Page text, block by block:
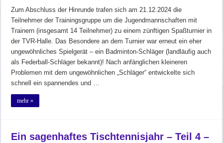
Zum Abschluss der Hinrunde trafen sich am 21.12.2024 die
Teilnehmer der Trainingsgruppe um die Jugendmannschaften mit
Trainern (insgesamt 14 Teilnehmer) zu einem zünftigen Spaßturnier in
der TVR-Halle. Das Besondere an dem Turnier war erneut ein eher
ungewöhnliches Spielgerät – ein Badminton-Schläger (landläufig auch
als Federball-Schläger bekannt)! Nach anfänglichen kleineren
Problemen mit dem ungewöhnlichen „Schläger“ entwickelte sich
schnell ein spannendes und …
mehr »
Ein sagenhaftes Tischtennisjahr – Teil 4 –